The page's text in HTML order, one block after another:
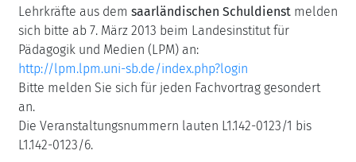
Lehrkräfte aus dem saarländischen Schuldienst melden
sich bitte ab 7. März 2013 beim Landesinstitut für
Pädagogik und Medien (LPM) an:
http://lpm.lpm.uni-sb.de/index.php?login
Bitte melden Sie sich für jeden Fachvortrag gesondert
an.
Die Veranstaltungsnummern lauten L1.142-0123/1 bis
L1.142-0123/6.